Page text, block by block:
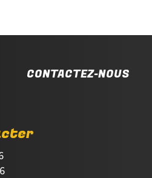
CONTACTEZ-NOUS